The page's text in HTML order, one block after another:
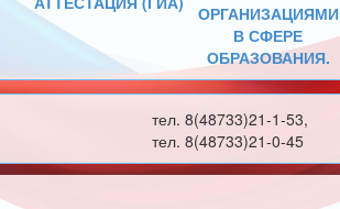
ОРГАНИЗАЦИЯМИ
В СФЕРЕ
ОБРАЗОВАНИЯ.
тел. 8(48733)21-1-53,
тел. 8(48733)21-0-45